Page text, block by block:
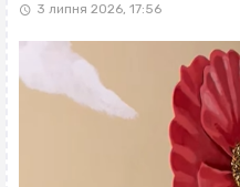
3 липня 2026, 17:56